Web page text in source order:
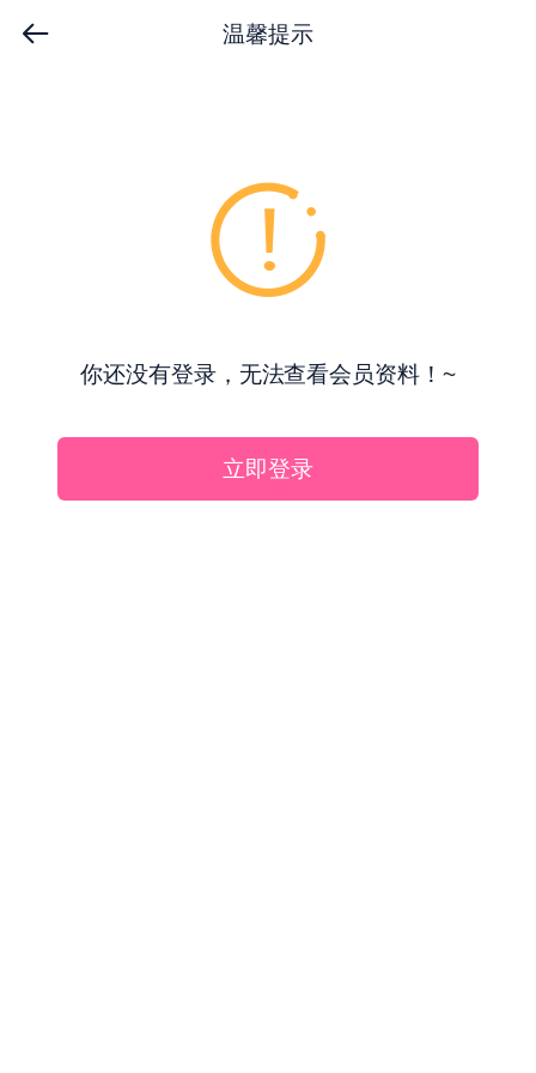
温馨提示
你还没有登录，无法查看会员资料！~
立即登录